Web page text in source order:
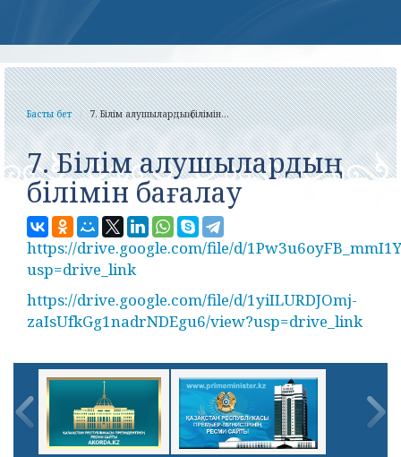
Басты бет 7. Білім алушылардың білімін...
7. Білім алушылардың
білімін бағалау
https://drive.google.com/file/d/
usp=drive_link
https://drive.google.com/file/d/1yiILURDJOmj-
zaIsUfkGg1nadrNDEgu6/view?usp=drive_link